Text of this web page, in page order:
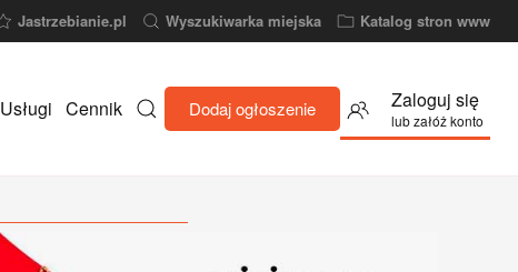
Jastrzebianie.pl Wyszukiwarka miejska Katalog stron www
Usługi Cennik Dodaj ogłoszenie Zaloguj się
lub załóż konto